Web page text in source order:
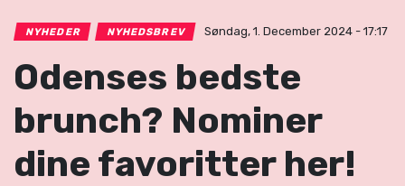
NYHEDER NYHEDSBREV Søndag, 1. December 2024 - 17:17
Odenses bedste
brunch? Nominer
dine favoritter her!